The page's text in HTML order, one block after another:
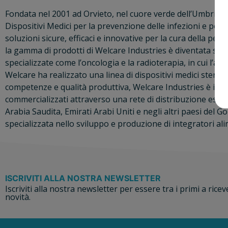
Fondata nel 2001 ad Orvieto, nel cuore verde
Dispositivi Medici per la prevenzione delle infezioni e per
soluzioni sicure, efficaci e innovative per la cura della
la gamma di prodotti di Welcare Industries è diventata
specializzate come l’oncologia e la radioterapia, in cui
Welcare ha realizzato una linea di dispositivi medici
competenze e qualità produttiva, Welcare Industries è il
commercializzati attraverso una rete di distribuzione
Arabia Saudita, Emirati Arabi Uniti e negli altri paesi del
specializzata nello sviluppo e produzione di integratori
ISCRIVITI ALLA NOSTRA NEWSLETTER
Iscriviti alla nostra newsletter per essere tra i primi a
novità.